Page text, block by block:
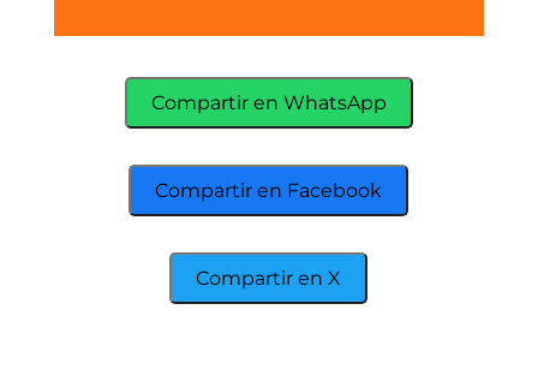
Compartir en WhatsApp
Compartir en Facebook
Compartir en X